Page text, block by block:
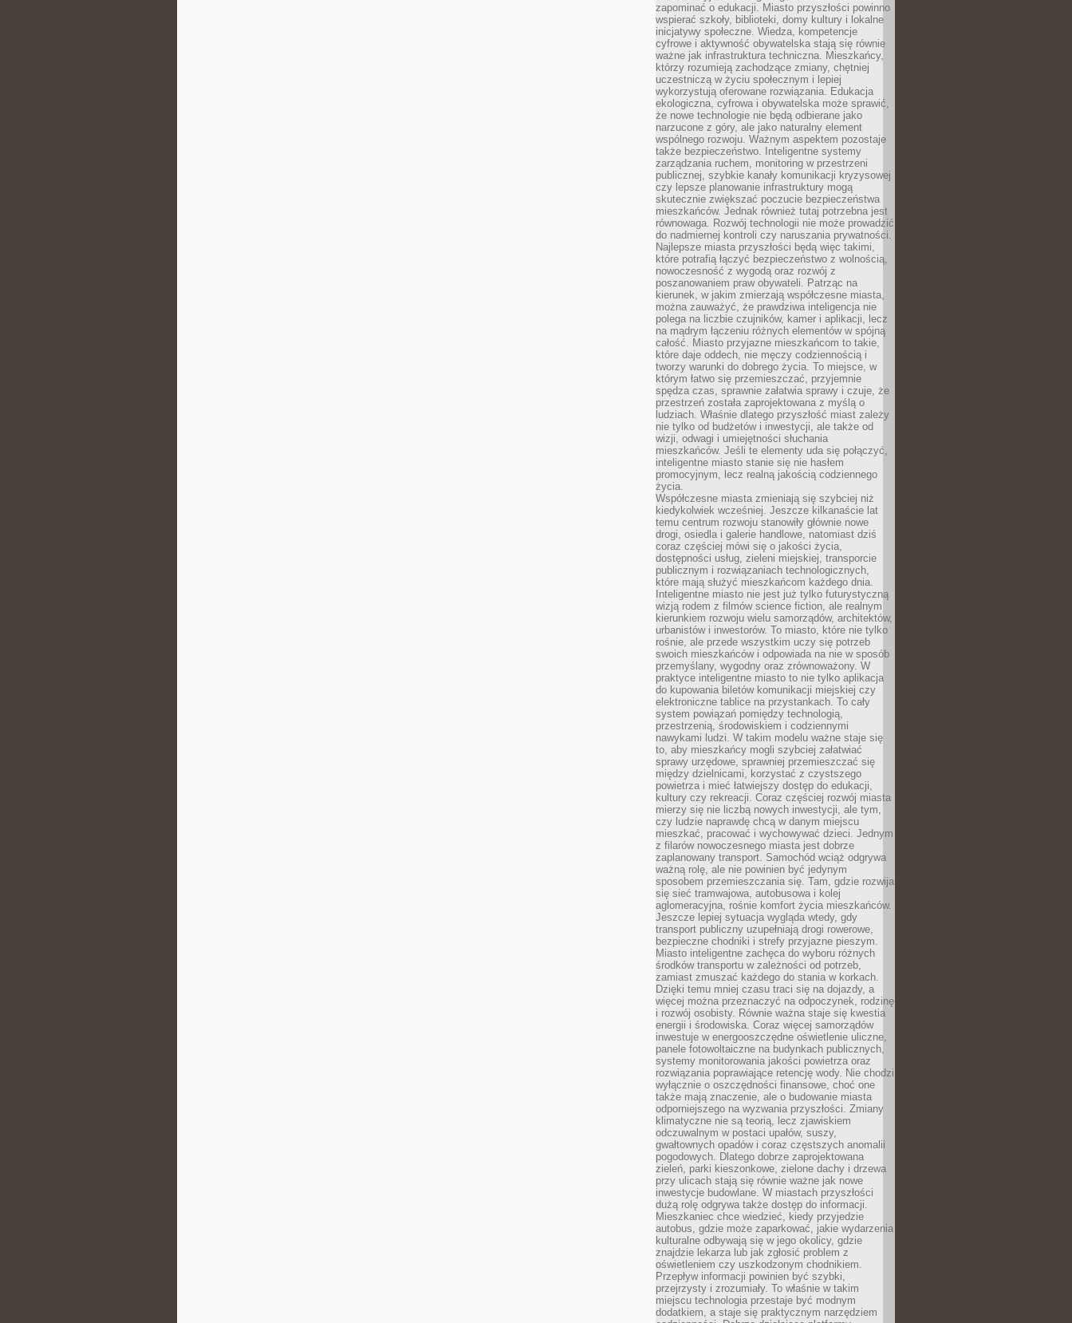
zapominać o edukacji. Miasto przyszłości powinno
wspierać szkoły, biblioteki, domy kultury i lokalne
inicjatywy społeczne. Wiedza, kompetencje
cyfrowe i aktywność obywatelska stają się równie
ważne jak infrastruktura techniczna. Mieszkańcy,
którzy rozumieją zachodzące zmiany, chętniej
uczestniczą w życiu społecznym i lepiej
wykorzystują oferowane rozwiązania. Edukacja
ekologiczna, cyfrowa i obywatelska może sprawić,
że nowe technologie nie będą odbierane jako
narzucone z góry, ale jako naturalny element
wspólnego rozwoju. Ważnym aspektem pozostaje
także bezpieczeństwo. Inteligentne systemy
zarządzania ruchem, monitoring w przestrzeni
publicznej, szybkie kanały komunikacji kryzysowej
czy lepsze planowanie infrastruktury mogą
skutecznie zwiększać poczucie bezpieczeństwa
mieszkańców. Jednak również tutaj potrzebna jest
równowaga. Rozwój technologii nie może prowadzić
do nadmiernej kontroli czy naruszania prywatności.
Najlepsze miasta przyszłości będą więc takimi,
które potrafią łączyć bezpieczeństwo z wolnością,
nowoczesność z wygodą oraz rozwój z
poszanowaniem praw obywateli. Patrząc na
kierunek, w jakim zmierzają współczesne miasta,
można zauważyć, że prawdziwa inteligencja nie
polega na liczbie czujników, kamer i aplikacji, lecz
na mądrym łączeniu różnych elementów w spójną
całość. Miasto przyjazne mieszkańcom to takie,
które daje oddech, nie męczy codziennością i
tworzy warunki do dobrego życia. To miejsce, w
którym łatwo się przemieszczać, przyjemnie
spędza czas, sprawnie załatwia sprawy i czuje, że
przestrzeń została zaprojektowana z myślą o
ludziach. Właśnie dlatego przyszłość miast zależy
nie tylko od budżetów i inwestycji, ale także od
wizji, odwagi i umiejętności słuchania
mieszkańców. Jeśli te elementy uda się połączyć,
inteligentne miasto stanie się nie hasłem
promocyjnym, lecz realną jakością codziennego
życia.
Współczesne miasta zmieniają się szybciej niż
kiedykolwiek wcześniej. Jeszcze kilkanaście lat
temu centrum rozwoju stanowiły głównie nowe
drogi, osiedla i galerie handlowe, natomiast dziś
coraz częściej mówi się o jakości życia,
dostępności usług, zieleni miejskiej, transporcie
publicznym i rozwiązaniach technologicznych,
które mają służyć mieszkańcom każdego dnia.
Inteligentne miasto nie jest już tylko futurystyczną
wizją rodem z filmów science fiction, ale realnym
kierunkiem rozwoju wielu samorządów, architektów,
urbanistów i inwestorów. To miasto, które nie tylko
rośnie, ale przede wszystkim uczy się potrzeb
swoich mieszkańców i odpowiada na nie w sposób
przemyślany, wygodny oraz zrównoważony. W
praktyce inteligentne miasto to nie tylko aplikacja
do kupowania biletów komunikacji miejskiej czy
elektroniczne tablice na przystankach. To cały
system powiązań pomiędzy technologią,
przestrzenią, środowiskiem i codziennymi
nawykami ludzi. W takim modelu ważne staje się
to, aby mieszkańcy mogli szybciej załatwiać
sprawy urzędowe, sprawniej przemieszczać się
między dzielnicami, korzystać z czystszego
powietrza i mieć łatwiejszy dostęp do edukacji,
kultury czy rekreacji. Coraz częściej rozwój miasta
mierzy się nie liczbą nowych inwestycji, ale tym,
czy ludzie naprawdę chcą w danym miejscu
mieszkać, pracować i wychowywać dzieci. Jednym
z filarów nowoczesnego miasta jest dobrze
zaplanowany transport. Samochód wciąż odgrywa
ważną rolę, ale nie powinien być jedynym
sposobem przemieszczania się. Tam, gdzie rozwija
się sieć tramwajowa, autobusowa i kolej
aglomeracyjna, rośnie komfort życia mieszkańców.
Jeszcze lepiej sytuacja wygląda wtedy, gdy
transport publiczny uzupełniają drogi rowerowe,
bezpieczne chodniki i strefy przyjazne pieszym.
Miasto inteligentne zachęca do wyboru różnych
środków transportu w zależności od potrzeb,
zamiast zmuszać każdego do stania w korkach.
Dzięki temu mniej czasu traci się na dojazdy, a
więcej można przeznaczyć na odpoczynek, rodzinę
i rozwój osobisty. Równie ważna staje się kwestia
energii i środowiska. Coraz więcej samorządów
inwestuje w energooszczędne oświetlenie uliczne,
panele fotowoltaiczne na budynkach publicznych,
systemy monitorowania jakości powietrza oraz
rozwiązania poprawiające retencję wody. Nie chodzi
wyłącznie o oszczędności finansowe, choć one
także mają znaczenie, ale o budowanie miasta
odporniejszego na wyzwania przyszłości. Zmiany
klimatyczne nie są teorią, lecz zjawiskiem
odczuwalnym w postaci upałów, suszy,
gwałtownych opadów i coraz częstszych anomalii
pogodowych. Dlatego dobrze zaprojektowana
zieleń, parki kieszonkowe, zielone dachy i drzewa
przy ulicach stają się równie ważne jak nowe
inwestycje budowlane. W miastach przyszłości
dużą rolę odgrywa także dostęp do informacji.
Mieszkaniec chce wiedzieć, kiedy przyjedzie
autobus, gdzie może zaparkować, jakie wydarzenia
kulturalne odbywają się w jego okolicy, gdzie
znajdzie lekarza lub jak zgłosić problem z
oświetleniem czy uszkodzonym chodnikiem.
Przepływ informacji powinien być szybki,
przejrzysty i zrozumiały. To właśnie w takim
miejscu technologia przestaje być modnym
dodatkiem, a staje się praktycznym narzędziem